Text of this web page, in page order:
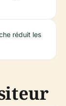
réduit les